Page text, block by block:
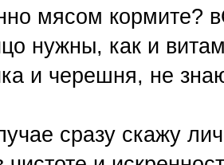
мясом кормите?
нужны, как и
и черешня, не
сразу скажу